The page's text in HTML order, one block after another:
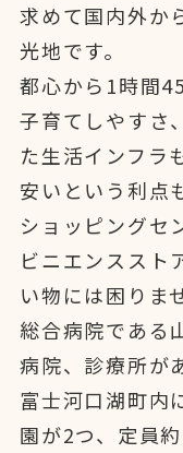
求めて国内外か
光地です。
都心から1時間
子育てしやすさ
た生活インフラ
安いという利点
ショッピングセ
ビニエンススト
い物には困りま
総合病院である
病院、診療所が
富士河口湖町内
園が2つ、定員